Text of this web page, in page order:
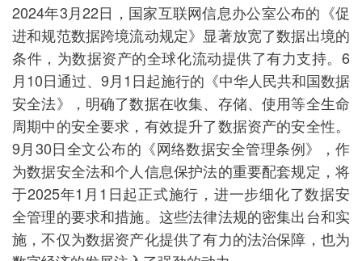
2024年3月22日，国家互联网信息办公室公布的《促
进和规范数据跨境流动规定》显著放宽了数据出境的
条件，为数据资产的全球化流动提供了有力支持。6
月10日通过、9月1日起施行的《中华人民共和国数据
安全法》，明确了数据在收集、存储、使用等全生命
周期中的安全要求，有效提升了数据资产的安全性。
9月30日全文公布的《网络数据安全管理条例》，作
为数据安全法和个人信息保护法的重要配套规定，将
于2025年1月1日起正式施行，进一步细化了数据安
全管理的要求和措施。这些法律法规的密集出台和实
施，不仅为数据资产化提供了有力的法治保障，也为